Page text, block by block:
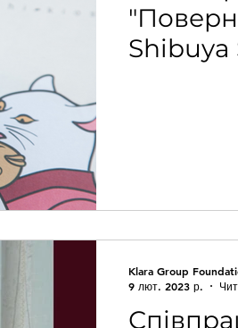
Shibuya
Klara Group
9 лют. 2023 р.